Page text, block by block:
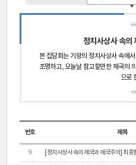
정치사상사 속의
본 집담회는 기왕의 정치사상사 속에
조명하고, 오늘날 참고할만한 제국의
으로
번호 제목
9 [정치사상사 속의 제국과 제국주의] 최종